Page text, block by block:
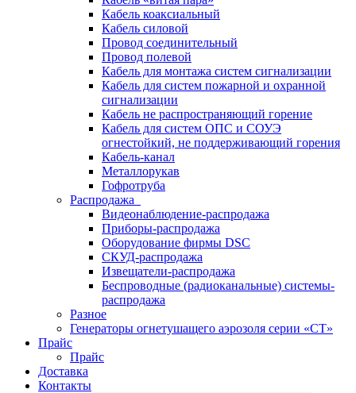
Кабель коаксиальный
Кабель силовой
Провод соединительный
Провод полевой
Кабель для монтажа систем сигнализации
Кабель для систем пожарной и охранной
сигнализации
Кабель не распространяющий горение
Кабель для систем ОПС и СОУЭ
огнестойкий, не поддерживающий горения
Кабель-канал
Металлорукав
Гофротруба
Распродажа
Видеонаблюдение-распродажа
Приборы-распродажа
Оборудование фирмы DSC
СКУД-распродажа
Извещатели-распродажа
Беспроводные (радиоканальные) системы-
распродажа
Разное
Генераторы огнетушащего аэрозоля серии «СТ»
Прайс
Прайс
Доставка
Контакты